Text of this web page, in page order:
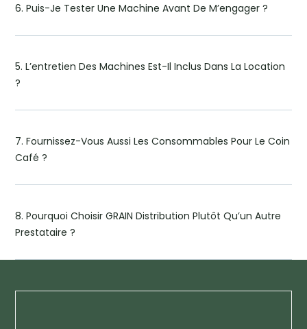
6. Puis-Je Tester Une Machine Avant De M’engager ?
5. L’entretien Des Machines Est-Il Inclus Dans La Location
?
7. Fournissez-Vous Aussi Les Consommables Pour Le Coin
Café ?
8. Pourquoi Choisir GRAIN Distribution Plutôt Qu’un Autre
Prestataire ?